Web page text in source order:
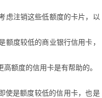
虑注销这些低额度的卡片，以
额度较低的商业银行信用卡，
额度的信用卡是有帮助的。
使是额度较低的信用卡，也是